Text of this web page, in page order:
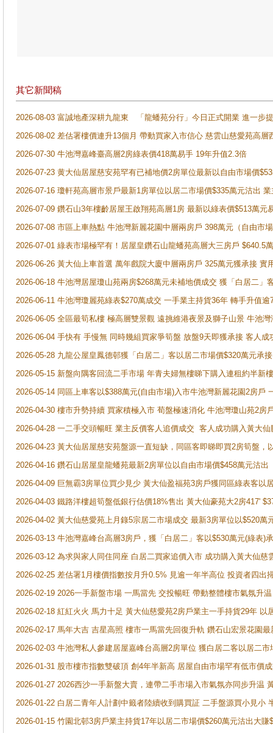
其它新聞稿
2026-08-03 富誠地產深耕九龍東 「龍蟠苑分行」今日正式開業 進一步
2026-08-02 差估署樓價連升13個月 帶動買家入市信心 慈雲山慈愛苑高層
2026-07-30 牛池灣嘉峰臺高層2房綠表價418萬易手 19年升值2.3倍
2026-07-23 黄大仙居屋慈安苑罕有已補地價2房單位最新以自由市場價
2026-07-16 瓊軒苑高層市景戶最新1房單位以居二市場價$335萬元沽出
2026-07-09 鑽石山3年樓齡居屋王啟翔苑高層1房 最新以綠表價$513萬元
2026-07-08 市區上車熱點 牛池灣新麗花園中層兩房戶 398萬元（自由市
2026-07-01 綠表市場極罕有！居屋皇鑽石山龍蟠苑高層大三房戶
2026-06-26 黃大仙上車首選 萬年戲院大廈中層兩房戶 325萬元獲承接 實
2026-06-18 牛池灣居屋瓊山苑兩房$268萬元未補地價成交 獲「白居二」
2026-06-11 牛池灣瓊麗苑綠表$270萬成交 一手業主持貨36年 轉手升值逾
2026-06-05 全區最筍私樓 極高層雙景觀 遠挑維港夜景及獅子山景 牛池
2026-06-04 手快有 手慢無 同時幾組買家爭筍盤 放盤9天即獲承接 客人
2026-05-28 九龍公屋皇鳳德邨獲「白居二」客以居二市場價$320萬元承接
2026-05-15 新盤向隅客回流二手市場 年青夫婦無樓睇下購入連租約半新
2026-05-14 同區上車客以$388萬元(自由市場)入市牛池灣新麗花園2房戶
2026-04-30 樓市升勢持續 買家積極入市 荀盤極速消化 牛池灣瓊山苑2房
2026-04-28 一二手交頭暢旺 業主反價客人追價成交 客人成功購入黃大
2026-04-23 黃大仙居屋慈安苑盤源一直短缺，同區客即睇即買2房筍盤，
2026-04-16 鑽石山居屋皇龍蟠苑最新2房單位以自由市場價$458萬元沽出
2026-04-09 巨無霸3房單位買少見少 黃大仙盈福苑3房戶獲同區綠表客以
2026-04-03 鐵路洋樓超筍盤低銀行估價18%售出 黃大仙豪苑大2房417'
2026-04-02 黃大仙慈愛苑上月錄5宗居二市場成交 最新3房單位以$520萬
2026-03-13 牛池灣嘉峰台高層3房戶，獲「白居二」客以$530萬元(綠表)
2026-03-12 為求與家人同住同座 白居二買家追價入市 成功購入黃大仙
2026-02-25 差估署1月樓價指數按月升0.5% 見逾一年半高位 投資者四
2026-02-19 2026一手新盤市場 一馬當先 交投暢旺 帶動整體樓市氣氛升
2026-02-18 紅紅火火 馬力十足 黃大仙慈愛苑2房戶業主一手持貨29年 以
2026-02-17 馬年大吉 吉星高照 樓市一馬當先回復升軌 鑽石山宏景花園
2026-02-03 牛池灣私人參建居屋嘉峰台高層2房單位 獲白居二客以居二市
2026-01-31 股市樓市指數雙破頂 創4年半新高 居屋自由市場罕有低市價
2026-01-27 2026西沙一手新盤大賣，連帶二手市場入市氣氛亦同步升温
2026-01-22 白居二青年人計劃中籤者陸續收到購買証 二手盤源買小見小
2026-01-15 竹園北邨3房戶業主持貨17年以居二市場價$260萬元沽出大賺